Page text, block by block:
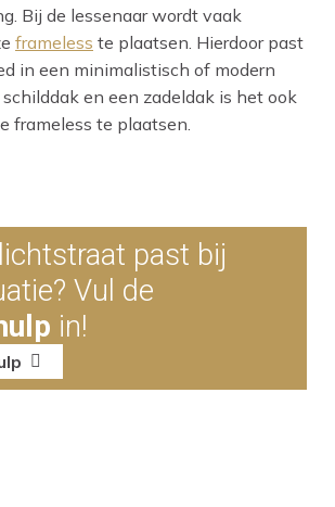
Bij de lessenaar wordt vaak
frameless te plaatsen. Hierdoor past
in een minimalistisch of modern
en een zadeldak is het ook
frameless te plaatsen.
past bij
Vul de
in!